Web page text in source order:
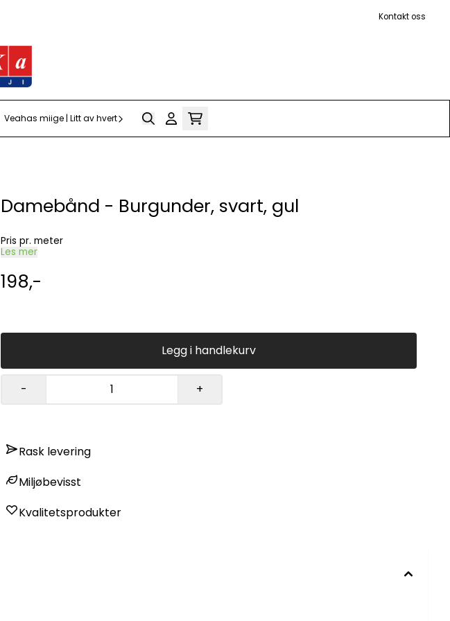
Kontakt oss
Veahas miige | Litt av hvert
Damebånd - Burgunder, svart, gul
Pris pr. meter
Les mer
198,-
Legg i handlekurv
- +
Rask levering
Miljøbevisst
Kvalitetsprodukter